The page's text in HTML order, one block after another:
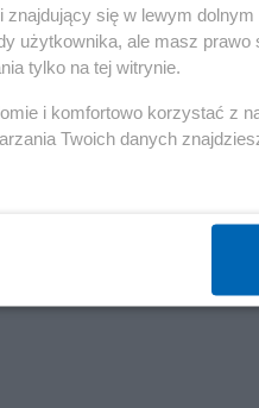
się w lewym dolnym
użytkownika, ale masz prawo
tylko na tej witrynie.
i komfortowo korzystać z
Twoich danych